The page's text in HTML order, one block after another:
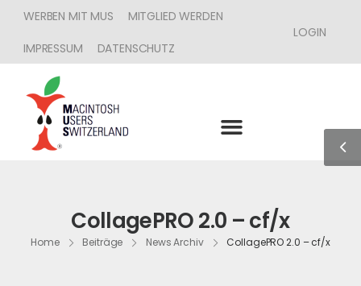
WERBEN MIT MUS
MITGLIED WERDEN
IMPRESSUM
DATENSCHUTZ
LOGIN
CollagePRO 2.0 – cf/x
Home Beiträge News Archiv CollagePRO 2.0 – cf/x